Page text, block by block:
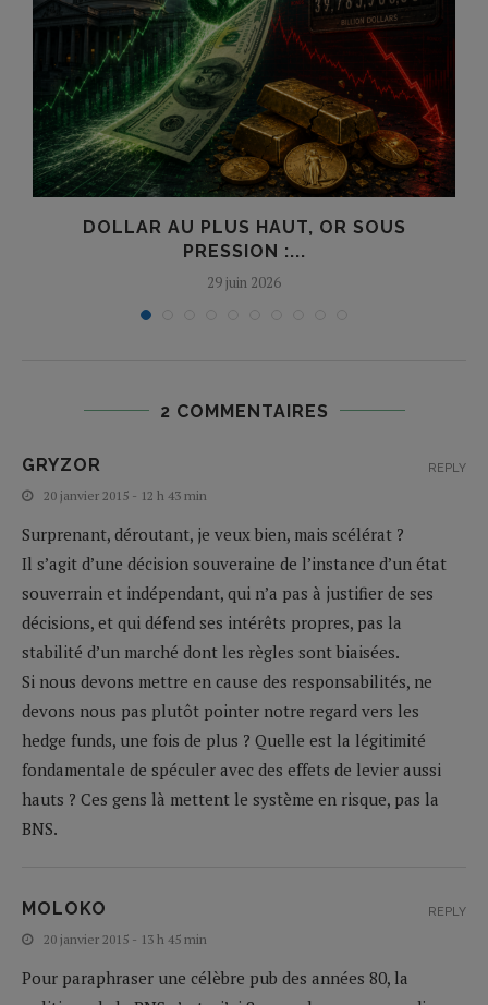
DOLLAR AU PLUS HAUT, OR SOUS
PRESSION :...
29 juin 2026
2 COMMENTAIRES
GRYZOR
20 janvier 2015 - 12 h 43 min
Surprenant, déroutant, je veux bien, mais scélérat ?
Il s’agit d’une décision souveraine de l’instance d’un état
souverrain et indépendant, qui n’a pas à justifier de ses
décisions, et qui défend ses intérêts propres, pas la
stabilité d’un marché dont les règles sont biaisées.
Si nous devons mettre en cause des responsabilités, ne
devons nous pas plutôt pointer notre regard vers les
hedge funds, une fois de plus ? Quelle est la légitimité
fondamentale de spéculer avec des effets de levier aussi
hauts ? Ces gens là mettent le système en risque, pas la
BNS.
REPLY
MOLOKO
20 janvier 2015 - 13 h 45 min
Pour paraphraser une célèbre pub des années 80, la
REPLY